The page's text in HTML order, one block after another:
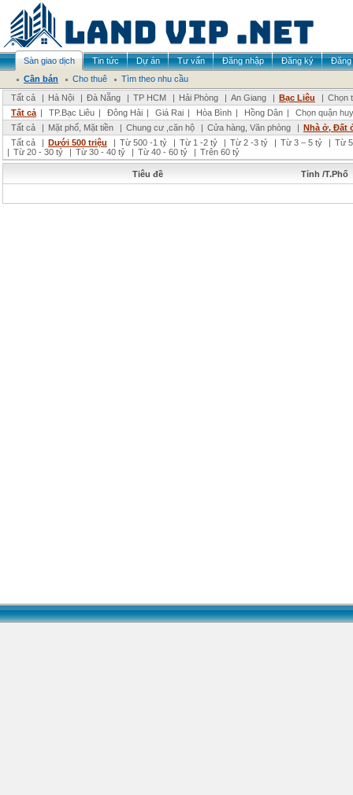
Sàn giao dịch Tin tức Dự án Tư vấn Đăng nhập Đăng ký
Đăng
Cần bán
Cho thuê
Tìm theo nhu cầu
Tất cả
| Hà Nội | Đà Nẵng | TP HCM | Hải Phòng | An Giang | Bạc Liêu | Chọn
Tất cả | TP.Bạc Liêu | Đông Hải | Giá Rai | Hòa Bình | Hồng Dân |
Chọn quận
Tất cả
| Mặt phố, Mặt tiền | Chung cư ,căn hộ | Cửa hàng, Văn phòng | Nhà ở, Đất
Tất cả
| Dưới 500 triệu | Từ 500 -1 tỷ | Từ 1 -2 tỷ | Từ 2 -3 tỷ | Từ 3 – 5 tỷ | Từ
| Từ 20 - 30 tỷ | Từ 30 - 40 tỷ | Từ 40 - 60 tỷ | Trên 60 tỷ
Tiêu đề Tỉnh /T.Phố